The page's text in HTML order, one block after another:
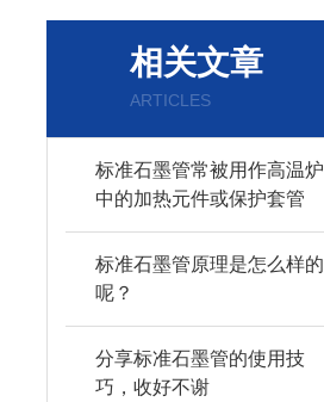
相关文章
ARTICLES
标准石墨管常被用作高温炉
中的加热元件或保护套管
标准石墨管原理是怎么样的
呢？
分享标准石墨管的使用技
巧，收好不谢